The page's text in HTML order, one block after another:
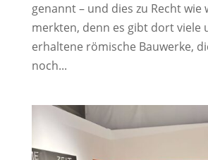
genannt – und dies zu Recht wie
merkten, denn es gibt dort viele
erhaltene römische Bauwerke,
noch...